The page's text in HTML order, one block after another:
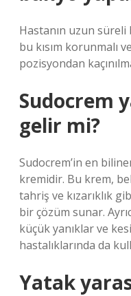
Hastanın uzun süreli
bu kısım korunmalı
pozisyondan
Sudocrem
gelir mi?
Sudocrem’in en
kremidir. Bu krem,
tahriş ve kızarıklık
bir çözüm sunar.
küçük yanıklar ve
hastalıklarında da
Yatak